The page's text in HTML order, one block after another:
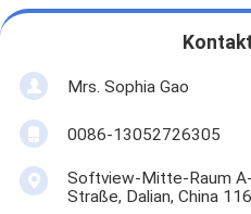
Mrs. Sophia Gao
0086-13052726305
Softview-Mitte-Raum
Straße, Dalian, China